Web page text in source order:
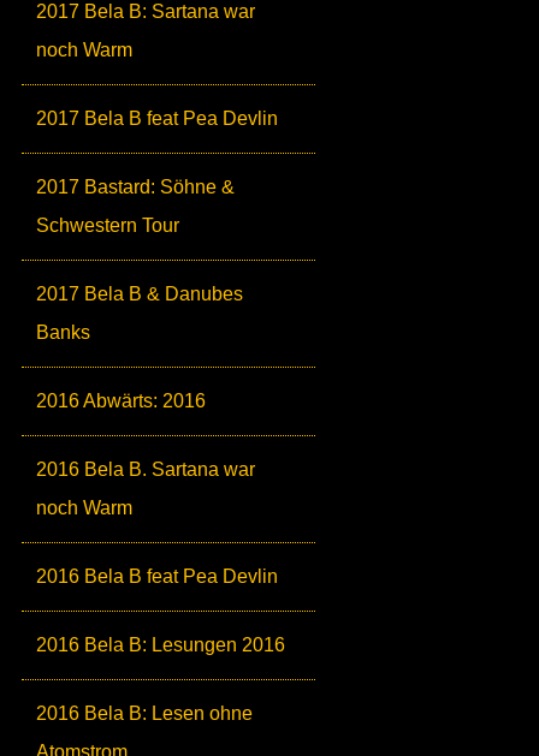
2017 Bela B: Sartana war
noch Warm
2017 Bela B feat Pea Devlin
2017 Bastard: Söhne &
Schwestern Tour
2017 Bela B & Danubes
Banks
2016 Abwärts: 2016
2016 Bela B. Sartana war
noch Warm
2016 Bela B feat Pea Devlin
2016 Bela B: Lesungen 2016
2016 Bela B: Lesen ohne
Atomstrom